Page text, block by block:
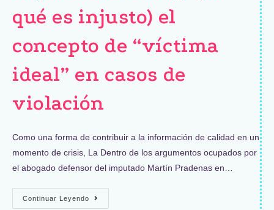
qué es injusto) el
concepto de “víctima
ideal” en casos de
violación
Como una forma de contribuir a la información de calidad en un
momento de crisis, La Dentro de los argumentos ocupados por
el abogado defensor del imputado Martín Pradenas en…
Continuar Leyendo